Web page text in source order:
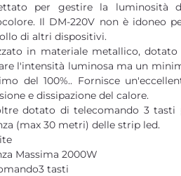
per gestire la luminosità
Il DM-220V non è idoneo
di altri dispositivi.
in materiale metallico,
l'intensità luminosa ma un
del 100%.. Fornisce
e dissipazione del calore.
dotato di telecomando 3 tasti
(max 30 metri) delle strip led.
Massima 2000W
tasti